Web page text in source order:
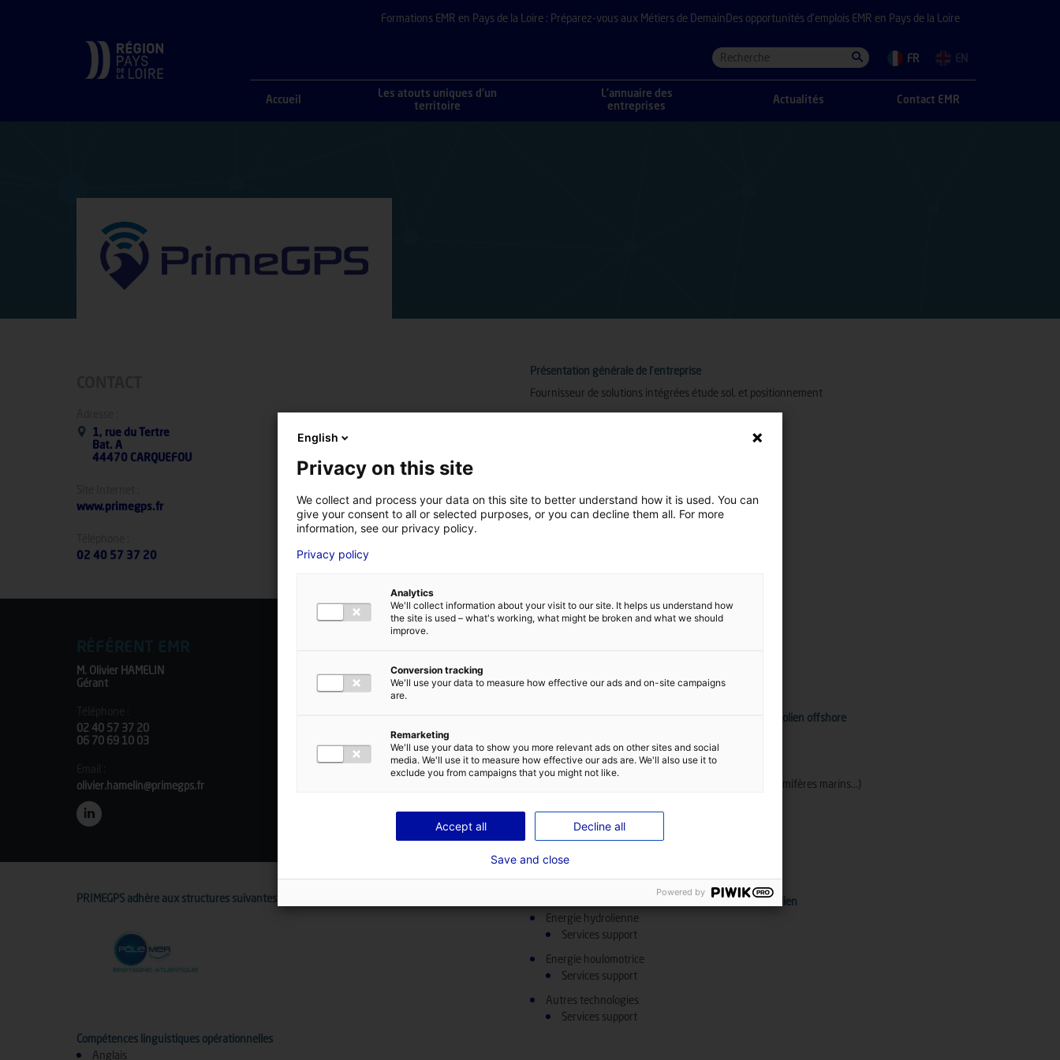
Formations EMR en Pays de la Loire : Préparez-vous aux Métiers de Demain Des opportunités d’emplois EMR en Pays de la Loire
FR EN
Accueil
Les atouts uniques d’un
territoire
L’annuaire des
entreprises
Actualités Contact EMR
ANNUAIRE DES COMPÉTENCES
1, rue du Tertre
Bat. A
44470 CARQUEFOU
www.primegps.fr
02 40 57 37 20
M. Olivier HAMELIN
Gérant
02 40 57 37 20
06 70 69 10 03
olivier.hamelin@primegps.fr
PRIMEGPS adhère aux structures suivantes :
Compétences linguistiques opérationnelles
Anglais
Présentation générale de l'entreprise
Fournisseur de solutions intégrées étude sol, et positionnement
Métiers et compétences de l'entreprise
Technologies EMR
Énergie éolienne flottante
Position dans la chaîne de valeur dans le domaine de l'éolien offshore
Mesures
Mesures ressource (vents, courants,...)
Mesures environnementales (avifaune, mammifères marins...)
Assemblage/Installation/Logistique
Services support
Position dans la chaîne de valeur des domaines hors éolien
Energie hydrolienne
Services support
Energie houlomotrice
Services support
Autres technologies
Services support
English
Privacy on this site
We collect and process your data on this site to better understand how it is used. You can
give your consent to all or selected purposes, or you can decline them all. For more
information, see our privacy policy.
Privacy policy
Analytics
We'll collect information about your visit to our site. It helps us understand how
the site is used – what's working, what might be broken and what we should
improve.
Conversion tracking
We'll use your data to measure how effective our ads and on-site campaigns
are.
Remarketing
We'll use your data to show you more relevant ads on other sites and social
media. We'll use it to measure how effective our ads are. We'll also use it to
exclude you from campaigns that you might not like.
Accept all Decline all
Save and close
Powered by